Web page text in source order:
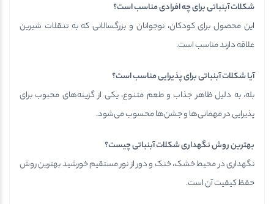
شکلات آبنباتی برای چه افرادی مناسب است؟
این محصول برای کودکان، نوجوانان و بزرگسالانی که به تنقلات شیرین
علاقه دارند مناسب است.
آیا شکلات آبنباتی برای پذیرایی مناسب است؟
بله، به دلیل ظاهر جذاب و طعم متنوع، یکی از گزینه‌های محبوب برای
پذیرایی در مهمانی‌ها و جشن‌ها محسوب می‌شود.
بهترین روش نگهداری شکلات آبنباتی چیست؟
نگهداری در محیط خشک، خنک و دور از نور مستقیم خورشید بهترین روش
حفظ کیفیت آن است.